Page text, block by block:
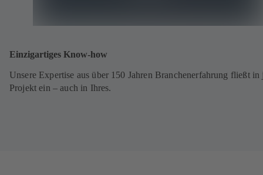
Einzigartiges Know-how
Unsere Expertise aus über 150 Jahren Branchenerfahrung fließt in
Projekt ein – auch in Ihres.